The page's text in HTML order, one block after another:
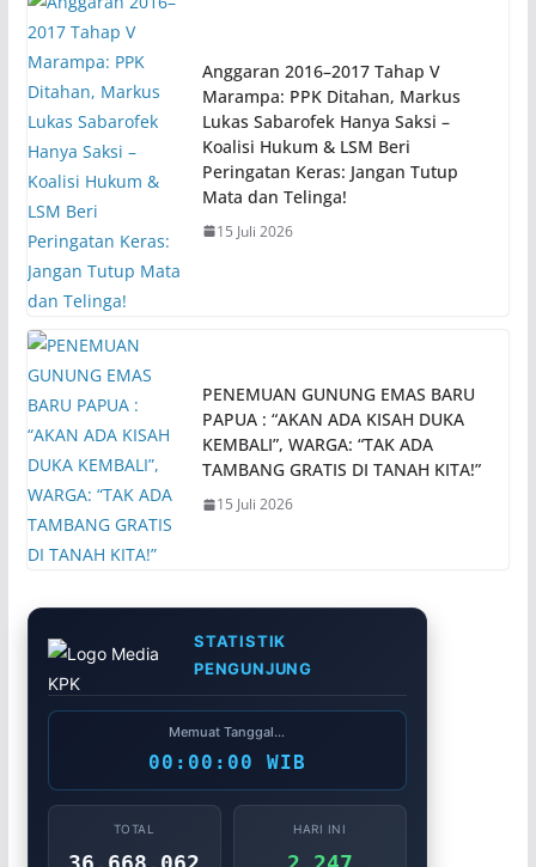
Anggaran 2016–2017 Tahap V
Marampa: PPK Ditahan, Markus
Lukas Sabarofek Hanya Saksi –
Koalisi Hukum & LSM Beri
Peringatan Keras: Jangan Tutup
Mata dan Telinga!
15 Juli 2026
PENEMUAN GUNUNG EMAS BARU
PAPUA : “AKAN ADA KISAH DUKA
KEMBALI”, WARGA: “TAK ADA
TAMBANG GRATIS DI TANAH KITA!”
15 Juli 2026
STATISTIK
PENGUNJUNG
Memuat Tanggal...
00:00:00 WIB
TOTAL HARI INI